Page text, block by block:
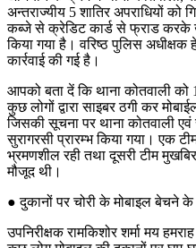
अन्तराज्यीय 5 शातिर अपराधियों को
कब्जे से क्रेडिट कार्ड से फ्राड करके
किया गया है। वरिष्ठ पुलिस अधीक्षक
कार्रवाई की गई है।
आपको बता दें कि थाना कोतवाली को
कुछ लोगों द्वारा साइबर ठगी कर
जिसकी सूचना पर थाना कोतवाली
सुरागरसी प्रारम्भ किया गया। एक
भ्रमणशील रही तथा दूसरी टीम
मौजूद थी।
● दुकानों पर चोरी के मोबाइल बेचने
उपनिरीक्षक रामकिशोर शर्मा मय